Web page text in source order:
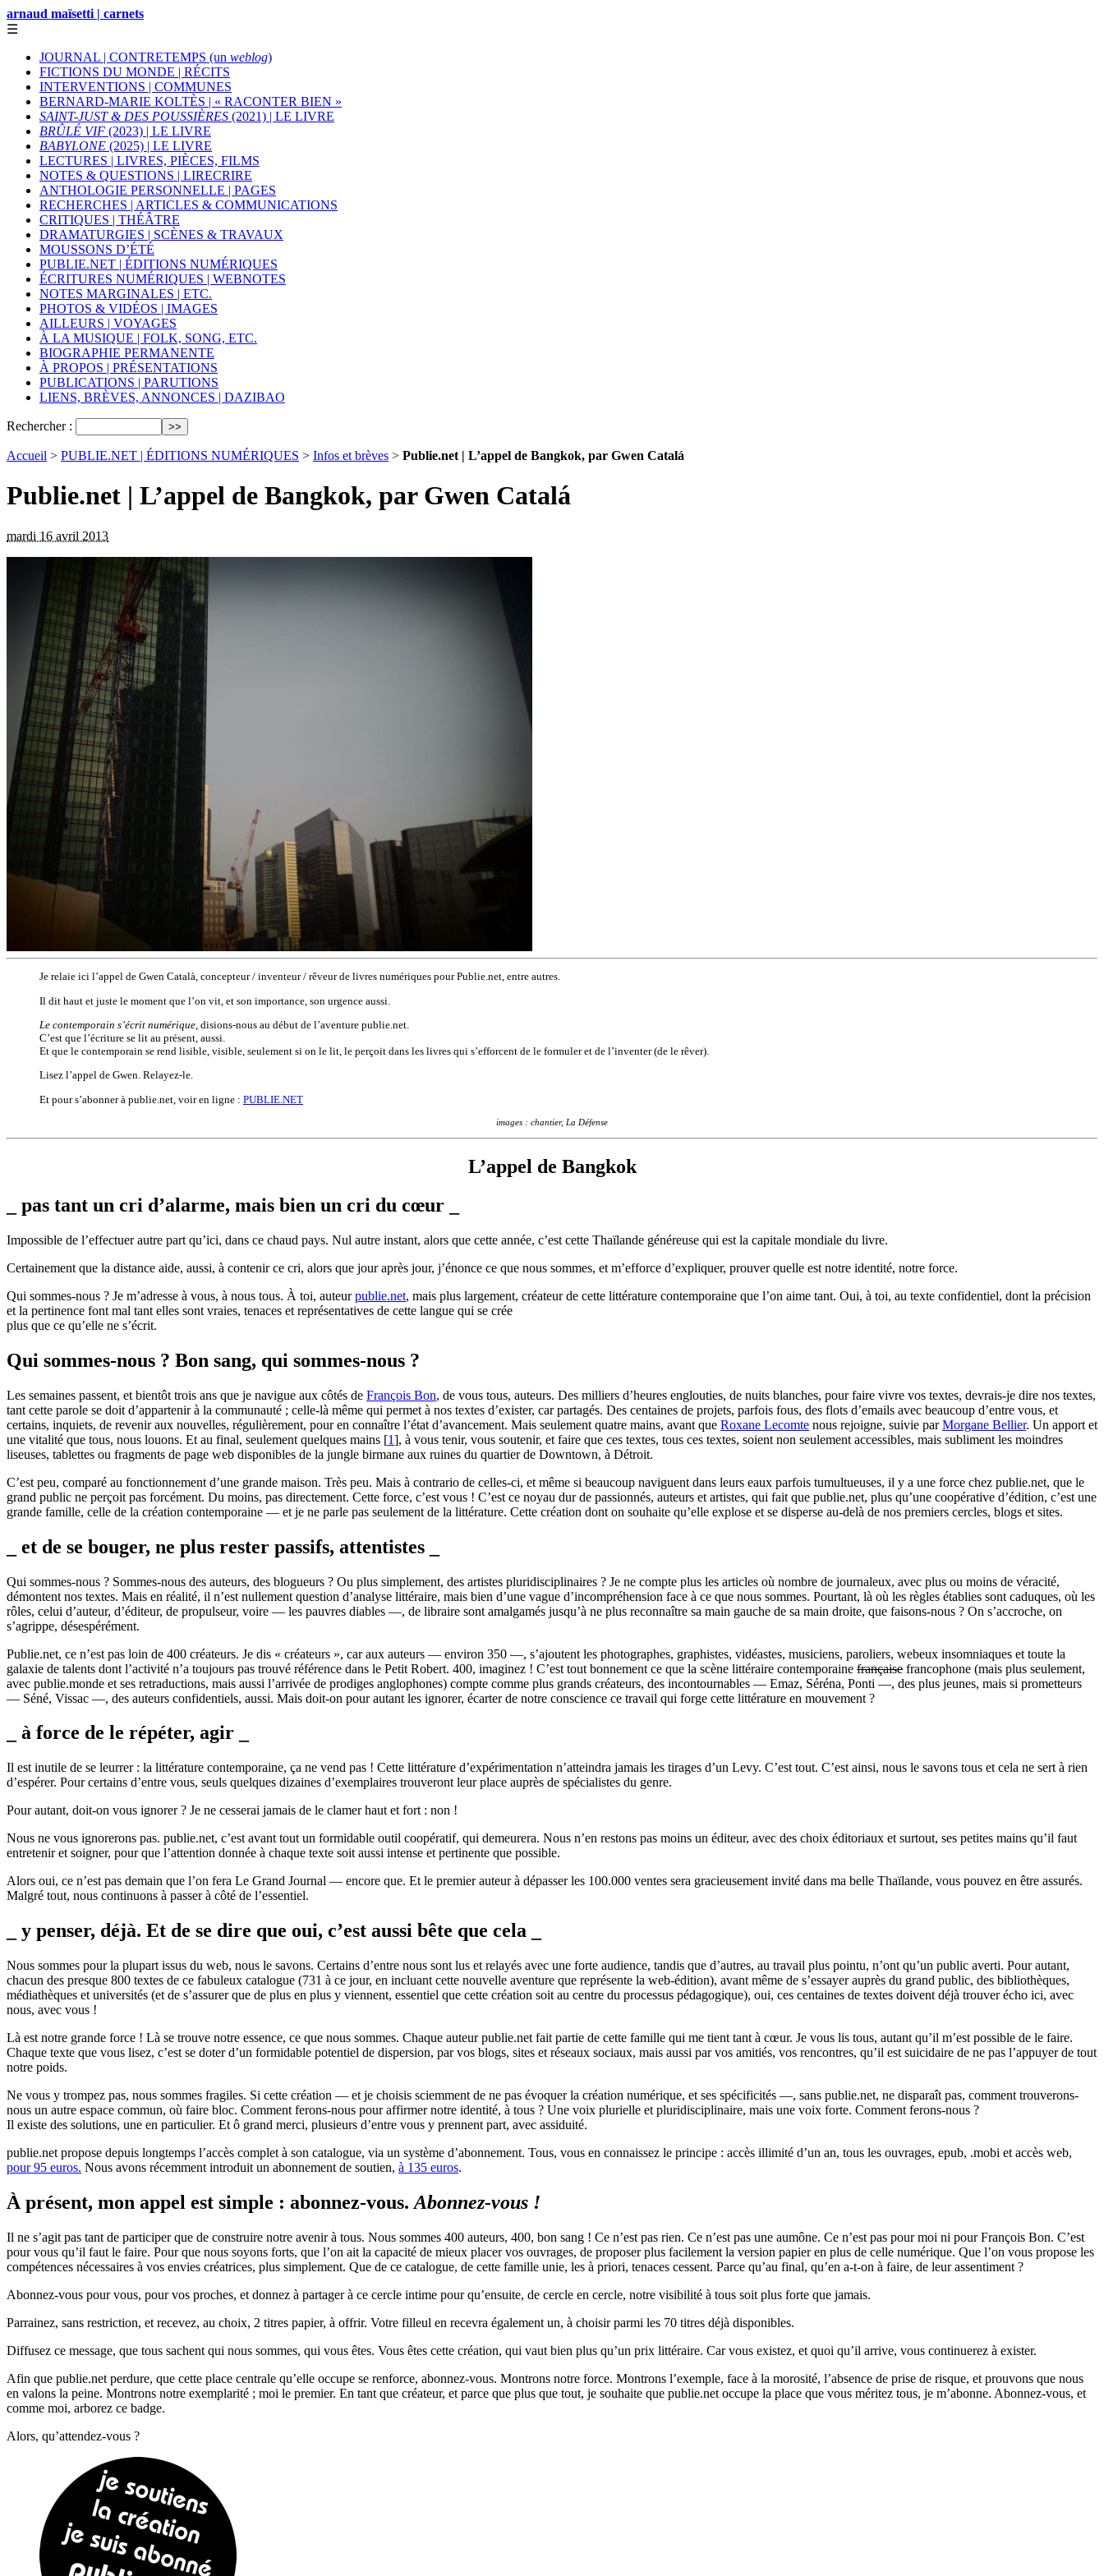
arnaud maïsetti | carnets
☰
JOURNAL | CONTRETEMPS (un weblog)
FICTIONS DU MONDE | RÉCITS
INTERVENTIONS | COMMUNES
BERNARD-MARIE KOLTÈS | « RACONTER BIEN »
SAINT-JUST & DES POUSSIÈRES (2021) | LE LIVRE
BRÛLÉ VIF (2023) | LE LIVRE
BABYLONE (2025) | LE LIVRE
LECTURES | LIVRES, PIÈCES, FILMS
NOTES & QUESTIONS | LIRECRIRE
ANTHOLOGIE PERSONNELLE | PAGES
RECHERCHES | ARTICLES & COMMUNICATIONS
CRITIQUES | THÉÂTRE
DRAMATURGIES | SCÈNES & TRAVAUX
MOUSSONS D’ÉTÉ
PUBLIE.NET | ÉDITIONS NUMÉRIQUES
ÉCRITURES NUMÉRIQUES | WEBNOTES
NOTES MARGINALES | ETC.
PHOTOS & VIDÉOS | IMAGES
AILLEURS | VOYAGES
À LA MUSIQUE | FOLK, SONG, ETC.
BIOGRAPHIE PERMANENTE
À PROPOS | PRÉSENTATIONS
PUBLICATIONS | PARUTIONS
LIENS, BRÈVES, ANNONCES | DAZIBAO
Rechercher :
Accueil > PUBLIE.NET | ÉDITIONS NUMÉRIQUES > Infos et brèves > Publie.net | L’appel de Bangkok, par Gwen Catalá
Publie.net | L’appel de Bangkok, par Gwen Catalá
mardi 16 avril 2013
Je relaie ici l’appel de Gwen Català, concepteur / inventeur / rêveur de livres numériques pour Publie.net, entre autres.
Il dit haut et juste le moment que l’on vit, et son importance, son urgence aussi.
Le contemporain s’écrit numérique , disions-nous au début de l’aventure publie.net.
C’est que l’écriture se lit au présent, aussi.
Et que le contemporain se rend lisible, visible, seulement si on le lit, le perçoit dans les livres qui s’efforcent de le formuler et de l’inventer (de le rêver).
Lisez l’appel de Gwen. Relayez-le.
Et pour s’abonner à publie.net, voir en ligne : PUBLIE.NET
images : chantier, La Défense
L’appel de Bangkok
_ pas tant un cri d’alarme, mais bien un cri du cœur _
Impossible de l’effectuer autre part qu’ici, dans ce chaud pays. Nul autre instant, alors que cette année, c’est cette Thaïlande généreuse qui est la capitale mondiale du livre.
Certainement que la distance aide, aussi, à contenir ce cri, alors que jour après jour, j’énonce ce que nous sommes, et m’efforce d’expliquer, prouver quelle est notre identité, notre force.
Qui sommes-nous ? Je m’adresse à vous, à nous tous. À toi, auteurpublie.net, mais plus largement, créateur de cette littérature contemporaine que l’on aime tant. Oui, à toi, au texte confidentiel, dont la précision
et la pertinence font mal tant elles sont vraies, tenaces et représentatives de cette langue qui se crée
plus que ce qu’elle ne s’écrit.
Qui sommes-nous ? Bon sang, qui sommes-nous ?
Les semaines passent, et bientôt trois ans que je navigue aux côtés de François Bon, de vous tous, auteurs. Des milliers d’heures englouties, de nuits blanches, pour faire vivre vos textes, devrais-je dire nos textes,
tant cette parole se doit d’appartenir à la communauté ; celle-là même qui permet à nos textes d’exister, car partagés. Des centaines de projets, parfois fous, des flots d’emails avec beaucoup d’entre vous, et
certains, inquiets, de revenir aux nouvelles, régulièrement, pour en connaître l’état d’avancement. Mais seulement quatre mains, avant que Roxane Lecomte nous rejoigne, suivie parMorgane Bellier. Un apport et
une vitalité que tous, nous louons. Et au final, seulement quelques mains [1], à vous tenir, vous soutenir, et faire que ces textes, tous ces textes, soient non seulement accessibles, mais subliment les moindres
liseuses, tablettes ou fragments de page web disponibles de la jungle birmane aux ruines du quartier de Downtown, à Détroit.
C’est peu, comparé au fonctionnement d’une grande maison. Très peu. Mais à contrario de celles-ci, et même si beaucoup naviguent dans leurs eaux parfois tumultueuses, il y a une force chez publie.net, que le
grand public ne perçoit pas forcément. Du moins, pas directement. Cette force, c’est vous ! C’est ce noyau dur de passionnés, auteurs et artistes, qui fait que publie.net, plus qu’une coopérative d’édition, c’est une
grande famille, celle de la création contemporaine — et je ne parle pas seulement de la littérature. Cette création dont on souhaite qu’elle explose et se disperse au-delà de nos premiers cercles, blogs et sites.
_ et de se bouger, ne plus rester passifs, attentistes _
Qui sommes-nous ? Sommes-nous des auteurs, des blogueurs ? Ou plus simplement, des artistes pluridisciplinaires ? Je ne compte plus les articles où nombre de journaleux, avec plus ou moins de véracité,
démontent nos textes. Mais en réalité, il n’est nullement question d’analyse littéraire, mais bien d’une vague d’incompréhension face à ce que nous sommes. Pourtant, là où les règles établies sont caduques, où les
rôles, celui d’auteur, d’éditeur, de propulseur, voire — les pauvres diables —, de libraire sont amalgamés jusqu’à ne plus reconnaître sa main gauche de sa main droite, que faisons-nous ? On s’accroche, on
s’agrippe, désespérément.
Publie.net, ce n’est pas loin de 400 créateurs. Je dis « créateurs », car aux auteurs — environ 350 —, s’ajoutent les photographes, graphistes, vidéastes, musiciens, paroliers, webeux insomniaques et toute la
galaxie de talents dont l’activité n’a toujours pas trouvé référence dans le Petit Robert. 400, imaginez ! C’est tout bonnement ce que la scène littéraire contemporaine française francophone (mais plus seulement,
avec publie.monde et ses retraductions, mais aussi l’arrivée de prodiges anglophones) compte comme plus grands créateurs, des incontournables — Emaz, Séréna, Ponti —, des plus jeunes, mais si prometteurs
— Séné, Vissac —, des auteurs confidentiels, aussi. Mais doit-on pour autant les ignorer, écarter de notre conscience ce travail qui forge cette littérature en mouvement ?
_ à force de le répéter, agir _
Il est inutile de se leurrer : la littérature contemporaine, ça ne vend pas ! Cette littérature d’expérimentation n’atteindra jamais les tirages d’un Levy. C’est tout. C’est ainsi, nous le savons tous et cela ne sert à rien
d’espérer. Pour certains d’entre vous, seuls quelques dizaines d’exemplaires trouveront leur place auprès de spécialistes du genre.
Pour autant, doit-on vous ignorer ? Je ne cesserai jamais de le clamer haut et fort : non !
Nous ne vous ignorerons pas. publie.net, c’est avant tout un formidable outil coopératif, qui demeurera. Nous n’en restons pas moins un éditeur, avec des choix éditoriaux et surtout, ses petites mains qu’il faut
entretenir et soigner, pour que l’attention donnée à chaque texte soit aussi intense et pertinente que possible.
Alors oui, ce n’est pas demain que l’on fera Le Grand Journal — encore que. Et le premier auteur à dépasser les 100.000 ventes sera gracieusement invité dans ma belle Thaïlande, vous pouvez en être assurés.
Malgré tout, nous continuons à passer à côté de l’essentiel.
_ y penser, déjà. Et de se dire que oui, c’est aussi bête que cela _
Nous sommes pour la plupart issus du web, nous le savons. Certains d’entre nous sont lus et relayés avec une forte audience, tandis que d’autres, au travail plus pointu, n’ont qu’un public averti. Pour autant,
chacun des presque 800 textes de ce fabuleux catalogue (731 à ce jour, en incluant cette nouvelle aventure que représente la web-édition), avant même de s’essayer auprès du grand public, des bibliothèques,
médiathèques et universités (et de s’assurer que de plus en plus y viennent, essentiel que cette création soit au centre du processus pédagogique), oui, ces centaines de textes doivent déjà trouver écho ici, avec
nous, avec vous !
Là est notre grande force ! Là se trouve notre essence, ce que nous sommes. Chaque auteur publie.net fait partie de cette famille qui me tient tant à cœur. Je vous lis tous, autant qu’il m’est possible de le faire.
Chaque texte que vous lisez, c’est se doter d’un formidable potentiel de dispersion, par vos blogs, sites et réseaux sociaux, mais aussi par vos amitiés, vos rencontres, qu’il est suicidaire de ne pas l’appuyer de tout
notre poids.
Ne vous y trompez pas, nous sommes fragiles. Si cette création — et je choisis sciemment de ne pas évoquer la création numérique, et ses spécificités —, sans publie.net, ne disparaît pas, comment trouverons-
nous un autre espace commun, où faire bloc. Comment ferons-nous pour affirmer notre identité, à tous ? Une voix plurielle et pluridisciplinaire, mais une voix forte. Comment ferons-nous ?
Il existe des solutions, une en particulier. Et ô grand merci, plusieurs d’entre vous y prennent part, avec assiduité.
publie.net propose depuis longtemps l’accès complet à son catalogue, via un système d’abonnement. Tous, vous en connaissez le principe : accès illimité d’un an, tous les ouvrages, epub, .mobi et accès web,
pour 95 euros. Nous avons récemment introduit un abonnement de soutien, à 135 euros.
À présent, mon appel est simple : abonnez-vous. Abonnez-vous !
Il ne s’agit pas tant de participer que de construire notre avenir à tous. Nous sommes 400 auteurs, 400, bon sang ! Ce n’est pas rien. Ce n’est pas une aumône. Ce n’est pas pour moi ni pour François Bon. C’est
pour vous qu’il faut le faire. Pour que nous soyons forts, que l’on ait la capacité de mieux placer vos ouvrages, de proposer plus facilement la version papier en plus de celle numérique. Que l’on vous propose les
compétences nécessaires à vos envies créatrices, plus simplement. Que de ce catalogue, de cette famille unie, les à priori, tenaces cessent. Parce qu’au final, qu’en a-t-on à faire, de leur assentiment ?
Abonnez-vous pour vous, pour vos proches, et donnez à partager à ce cercle intime pour qu’ensuite, de cercle en cercle, notre visibilité à tous soit plus forte que jamais.
Parrainez, sans restriction, et recevez, au choix, 2 titres papier, à offrir. Votre filleul en recevra également un, à choisir parmi les 70 titres déjà disponibles.
Diffusez ce message, que tous sachent qui nous sommes, qui vous êtes. Vous êtes cette création, qui vaut bien plus qu’un prix littéraire. Car vous existez, et quoi qu’il arrive, vous continuerez à exister.
Afin que publie.net perdure, que cette place centrale qu’elle occupe se renforce, abonnez-vous. Montrons notre force. Montrons l’exemple, face à la morosité, l’absence de prise de risque, et prouvons que nous
en valons la peine. Montrons notre exemplarité ; moi le premier. En tant que créateur, et parce que plus que tout, je souhaite que publie.net occupe la place que vous méritez tous, je m’abonne. Abonnez-vous, et
comme moi, arborez ce badge.
Alors, qu’attendez-vous ?